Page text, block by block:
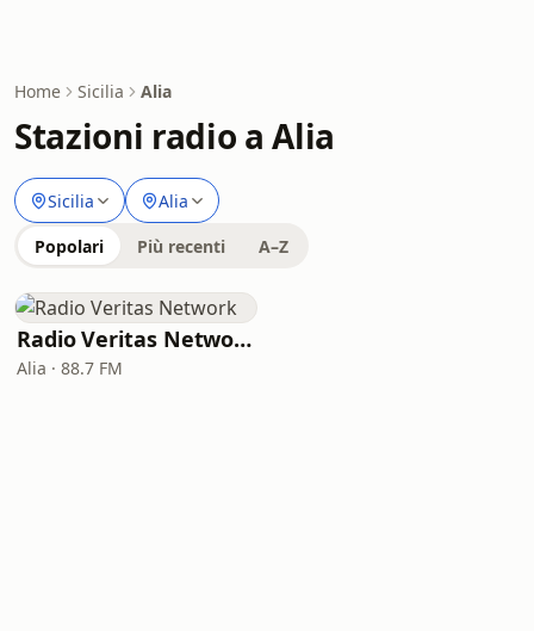
Home Sicilia Alia
Stazioni radio a Alia
Sicilia Alia
Popolari Più recenti A–Z
Radio Veritas Network
Alia · 88.7 FM